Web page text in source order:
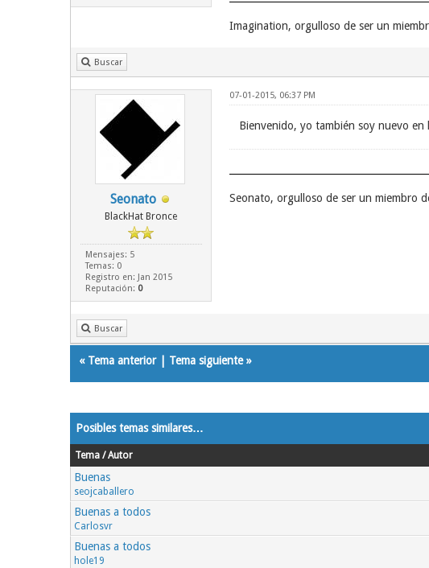
Imagination, orgulloso de ser un
Buscar
Seonato
BlackHat Bronce
Mensajes: 5
Temas: 0
Registro en: Jan 2015
Reputación: 0
07-01-2015, 06:37 PM
Bienvenido, yo también soy nuevo en
Seonato, orgulloso de ser un miembro
Buscar
« Tema anterior| Tema siguiente»
Posibles temas similares…
Tema / Autor
Buenas
seojcaballero
Buenas a todos
Carlosvr
Buenas a todos
hole19